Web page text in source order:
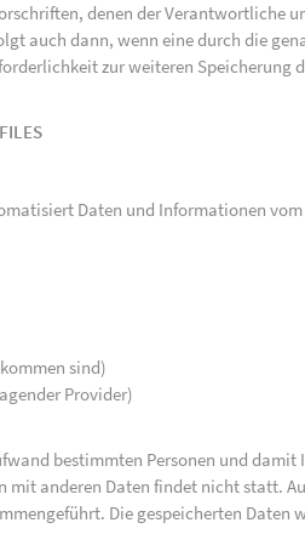
denen der Verantwortliche
auch dann, wenn eine durch die
zur weiteren Speicherung
Daten und Informationen
sind)
Provider)
bestimmten Personen und damit
mit anderen Daten findet nicht statt.
Die gespeicherten Daten